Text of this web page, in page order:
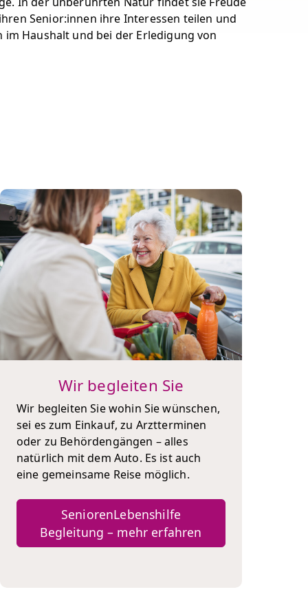
Senior:innen ihre Interessen teilen und
Haushalt und bei der Erledigung von
Wir begleiten Sie
Wir begleiten Sie wohin Sie wünschen,
sei es zum Einkauf, zu Arztterminen
oder zu Behördengängen – alles
natürlich mit dem Auto. Es ist auch
eine gemeinsame Reise möglich.
SeniorenLebenshilfe
Begleitung – mehr erfahren